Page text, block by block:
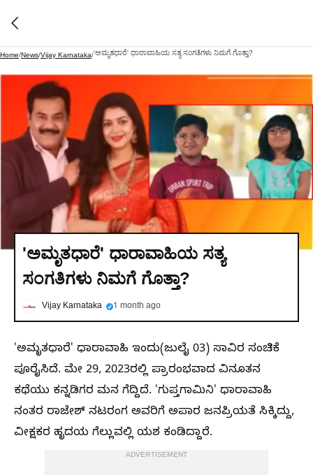
Home/News/Vijay Karnataka/'ಅಮೃತಧಾರೆ' ಧಾರಾವಾಹಿಯ ಸತ್ಯ ಸಂಗತಿಗಳು ನಿಮಗೆ ಗೊತ್ತಾ?
'ಅಮೃತಧಾರೆ' ಧಾರಾವಾಹಿಯ ಸತ್ಯ
ಸಂಗತಿಗಳು ನಿಮಗೆ ಗೊತ್ತಾ?
Vijay Karnataka 1 month ago
'ಅಮೃತಧಾರೆ' ಧಾರಾವಾಹಿ ಇಂದು(ಜುಲೈ 03) ಸಾವಿರ ಸಂಚಿಕೆ
ಪೂರೈಸಿದೆ. ಮೇ 29, 2023ರಲ್ಲಿ ಪ್ರಾರಂಭವಾದ ವಿನೂತನ
ಕಥೆಯು ಕನ್ನಡಿಗರ ಮನ ಗೆದ್ದಿದೆ. 'ಗುಪ್ತಗಾಮಿನಿ' ಧಾರಾವಾಹಿ
ನಂತರ ರಾಜೇಶ್‌ ನಟರಂಗ ಅವರಿಗೆ ಅಪಾರ ಜನಪ್ರಿಯತೆ ಸಿಕ್ಕಿದ್ದು,
ವೀಕ್ಷಕರ ಹೃದಯ ಗೆಲ್ಲುವಲ್ಲಿ ಯಶ ಕಂಡಿದ್ದಾರೆ.
ADVERTISEMENT